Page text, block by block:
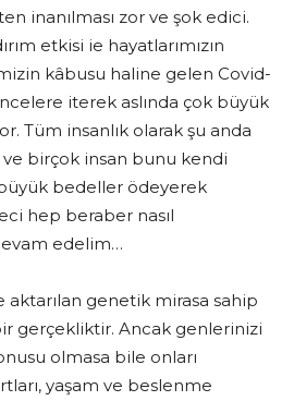
inanılması zor ve şok edici.
etkisi ie hayatlarımızın
kâbusu haline gelen Covid-
iterek aslında çok büyük
Tüm insanlık olarak şu anda
ve birçok insan bunu kendi
bedeller ödeyerek
hep beraber nasıl
edelim…
genetik mirasa sahip
gerçekliktir. Ancak genlerinizi
olmasa bile onları
yaşam ve beslenme